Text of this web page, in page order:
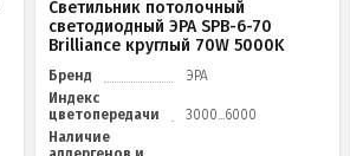
Светильник потолочный
светодиодный ЭРА SPB-6-70
Brilliance круглый 70W 5000K
Бренд
ЭРА
Индекс
цветопередачи
3000...6000
Наличие